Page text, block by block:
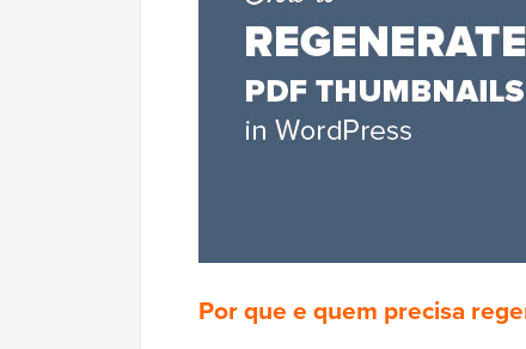
Por que e quem precisa